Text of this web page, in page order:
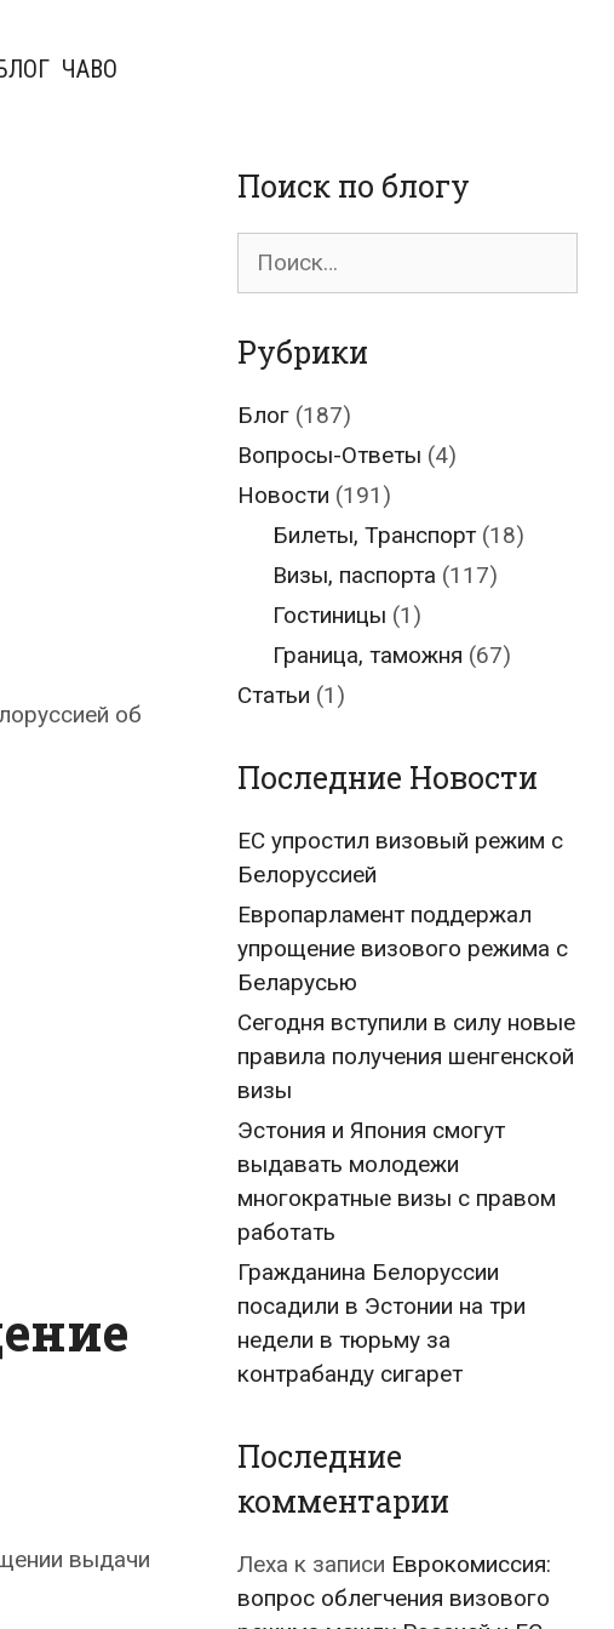
ЧАВО
об
выдачи
Поиск по блогу
Поиск
Рубрики
Блог (187)
Вопросы-Ответы (4)
Новости (191)
Билеты, Транспорт(18)
Визы, паспорта (117)
Гостиницы (1)
Граница, таможня (67)
Статьи (1)
Последние Новости
ЕС упростил визовый режим с
Белоруссией
Европарламент поддержал
упрощение визового режима с
Беларусью
Сегодня вступили в силу новые
правила получения шенгенской
визы
Эстония и Япония смогут
выдавать молодежи
многократные визы с правом
работать
Гражданина Белоруссии
посадили в Эстонии на три
недели в тюрьму за
контрабанду сигарет
Последние
комментарии
Леха к записи Еврокомиссия:
вопрос облегчения визового